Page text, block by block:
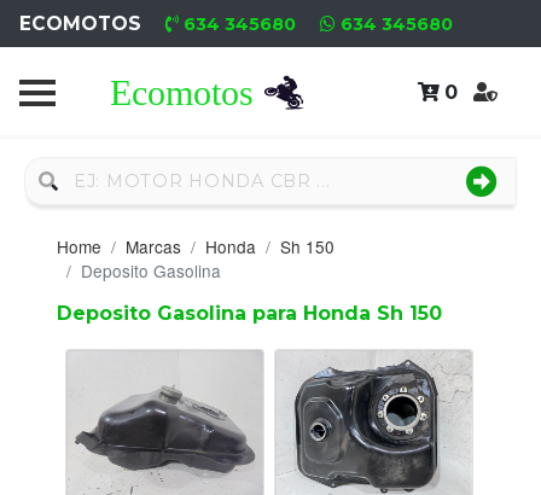
ECOMOTOS 634 345680 634 345680
0
Home
Nuevo
Neumáticos
Campa
Nuevos
Motores
Home Marcas Honda
Sh 150
Deposito Gasolina
Deposito Gasolina para Honda Sh 150